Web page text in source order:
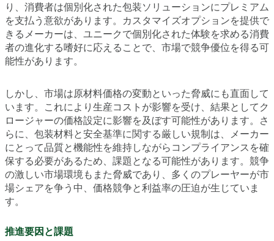
り、消費者は個別化された包装ソリューションにプレミアム
を支払う意欲があります。カスタマイズオプションを提供で
きるメーカーは、ユニークで個別化された体験を求める消費
者の進化する嗜好に応えることで、市場で競争優位を得る可
能性があります。
しかし、市場は原材料価格の変動といった脅威にも直面して
います。これにより生産コストが影響を受け、結果としてク
ロージャーの価格設定に影響を及ぼす可能性があります。さ
らに、包装材料と安全基準に関する厳しい規制は、メーカー
にとって品質と機能性を維持しながらコンプライアンスを確
保する必要があるため、課題となる可能性があります。競争
の激しい市場環境もまた脅威であり、多くのプレーヤーが市
場シェアを争う中、価格競争と利益率の圧迫が生じていま
す。
推進要因と課題